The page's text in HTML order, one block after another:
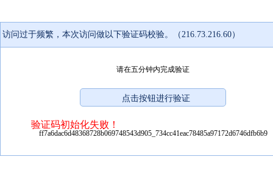
访问过于频繁，本次访问做以下验证码校验。（216.73.216.60）
请在五分钟内完成验证
验证码初始化失败！
ff7a6dac6d48368728b069748543d905_734cc41eac78485a97172d6746dfb6b9